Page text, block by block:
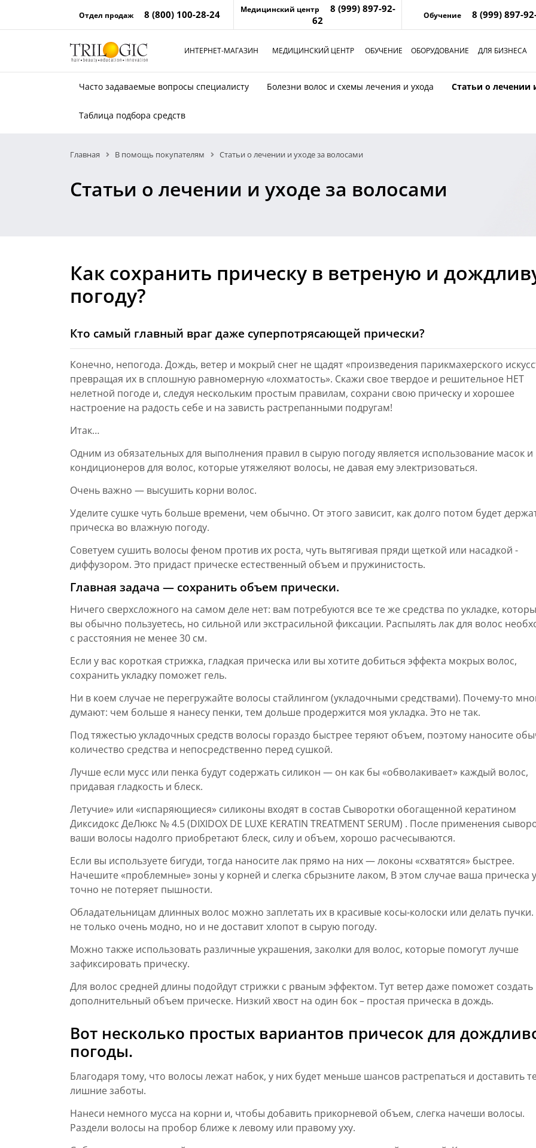
Отдел продаж 8 (800) 100-28-24 Медицинский центр
8 (999) 897-92-
62
Обучение 8 (999) 897-
ИНТЕРНЕТ-МАГАЗИН МЕДИЦИНСКИЙ ЦЕНТР ОБУЧЕНИЕ ОБОРУДОВАНИЕ ДЛЯ БИЗНЕСА
Часто задаваемые вопросы специалисту Болезни волос и схемы лечения и ухода Статьи о лечении
Таблица подбора средств
Главная В помощь покупателям Статьи о лечении и уходе за волосами
Статьи о лечении и уходе за волосами
Как сохранить прическу в ветреную и
погоду?
Кто самый главный враг даже суперпотрясающей прически?
Конечно, непогода. Дождь, ветер и мокрый снег не щадят «произведения парикмахерского
превращая их в сплошную равномерную «лохматость». Скажи свое твердое и решительное НЕТ
нелетной погоде и, следуя нескольким простым правилам, сохрани свою прическу и хорошее
настроение на радость себе и на зависть растрепанными подругам!
Итак…
Одним из обязательных для выполнения правил в сырую погоду является использование масок и
кондиционеров для волос, которые утяжеляют волосы, не давая ему электризоваться.
Очень важно — высушить корни волос.
Уделите сушке чуть больше времени, чем обычно. От этого зависит, как долго потом будет
прическа во влажную погоду.
Советуем сушить волосы феном против их роста, чуть вытягивая пряди щеткой или насадкой -
диффузором. Это придаст прическе естественный объем и пружинистость.
Главная задача — сохранить объем прически.
Ничего сверхсложного на самом деле нет: вам потребуются все те же средства по укладке,
вы обычно пользуетесь, но сильной или экстрасильной фиксации. Распылять лак для волос
с расстояния не менее 30 см.
Если у вас короткая стрижка, гладкая прическа или вы хотите добиться эффекта мокрых волос,
сохранить укладку поможет гель.
Ни в коем случае не перегружайте во­лосы стайлингом (укладочными средства­ми). Почему-то
думают: чем больше я нанесу пенки, тем дольше продержится моя укладка. Это не так.
Под тяжестью укладочных средств волосы гораздо быстрее теряют объем, поэтому наносите
количество средства и непосредственно перед сушкой.
Лучше если мусс или пенка будут содержать силикон — он как бы «об­волакивает» каждый волос,
придавая гладкость и блеск.
Летучие» или «испаряющиеся» силиконы входят в состав Сыворотки обогащенной кератином
Диксидокс ДеЛюкс № 4.5 (DIXIDOX DE LUXE KERATIN TREATMENT SERUM) . После применения
ваши волосы надолго приобретают блеск, силу и объем, хорошо расчесываются.
Если вы используете бигуди, тогда на­носите лак прямо на них — локоны «схва­тятся» быстрее.
Начешите «проблемные» зоны у корней и слегка сбрызните лаком, В этом случае ваша прическа
точно не потеряет пышности.
Обладательницам длинных волос можно заплетать их в красивые косы-колоски или делать пучки.
не только очень мод­но, но и не доставит хлопот в сырую погоду.
Можно также использовать различные укра­шения, заколки для волос, которые помогут лучше
зафиксировать прическу.
Для волос средней длины подойдут стрижки с рваным эффектом. Тут ветер даже поможет создать
дополнительный объем прическе. Низкий хвост на один бок – простая прическа в дождь.
Вот несколько простых вариантов причесок для
погоды.
Благодаря тому, что волосы лежат набок, у них будет меньше шансов растрепаться и доставить
лишние заботы.
Нанеси немного мусса на корни и, чтобы добавить прикорневой объем, слегка начеши волосы.
Раздели волосы на пробор ближе к левому или правому уху.